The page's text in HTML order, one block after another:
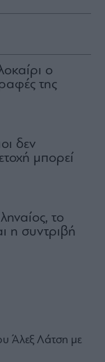
Άλεξ Λάτση με
ο
της
δεν
μπορεί
το
η συντριβή